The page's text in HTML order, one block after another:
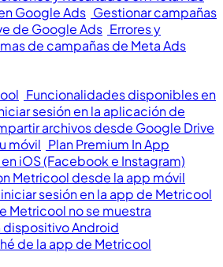
Google Ads Gestionar campañas
de Google Ads Errores y
de campañas de Meta Ads
Funcionalidades disponibles en
sesión en la aplicación de
archivos desde Google Drive
móvil Plan Premium In App
iOS (Facebook e Instagram)
Metricool desde la app móvil
sesión en la app de Metricool
Metricool no se muestra
Android
de la app de Metricool